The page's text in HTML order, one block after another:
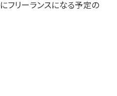
にフリーランスになる予定の